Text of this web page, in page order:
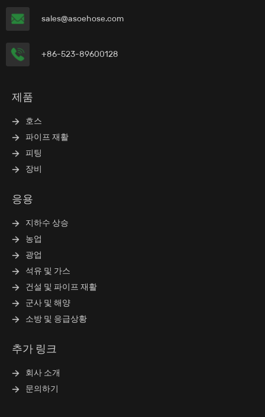
sales@asoehose.com
+86-523-89600128
제품
호스
파이프 재활
피팅
장비
응용
지하수 상승
농업
광업
석유 및 가스
건설 및 파이프 재활
군사 및 해양
소방 및 응급상황
추가 링크
회사 소개
문의하기